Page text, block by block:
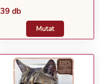
39 db
Mutat